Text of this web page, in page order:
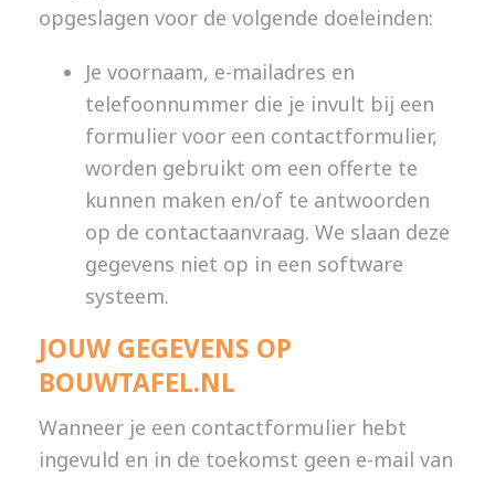
opgeslagen voor de volgende doeleinden:
Je voornaam, e-mailadres en
telefoonnummer die je invult bij een
formulier voor een contactformulier,
worden gebruikt om een offerte te
kunnen maken en/of te antwoorden
op de contactaanvraag. We slaan deze
gegevens niet op in een software
systeem.
JOUW GEGEVENS OP
BOUWTAFEL.NL
Wanneer je een contactformulier hebt
ingevuld en in de toekomst geen e-mail van